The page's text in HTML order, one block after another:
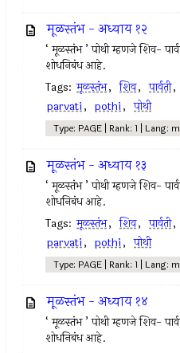
मूळस्तंभ - अध्याय १२
‘ मूळस्तंभ ’ पोथी म्हणजे शिव-
शोधनिबंध आहे.
Tags: मूळस्तंभ, शिव, पार्वती,
parvati, pothi, पोथी
Type: PAGE | Rank: 1 | Lang:
मूळस्तंभ - अध्याय १३
‘ मूळस्तंभ ’ पोथी म्हणजे शिव-
शोधनिबंध आहे.
Tags: मूळस्तंभ, शिव, पार्वती,
parvati, pothi, पोथी
Type: PAGE | Rank: 1 | Lang:
मूळस्तंभ - अध्याय १४
‘ मूळस्तंभ ’ पोथी म्हणजे शिव-
शोधनिबंध आहे.